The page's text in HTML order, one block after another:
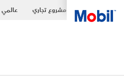
مشروع تجاري
عالمي